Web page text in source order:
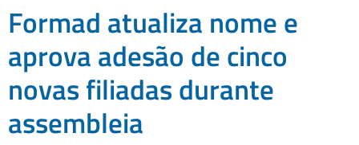
Formad atualiza nome e
aprova adesão de cinco
novas filiadas durante
assembleia